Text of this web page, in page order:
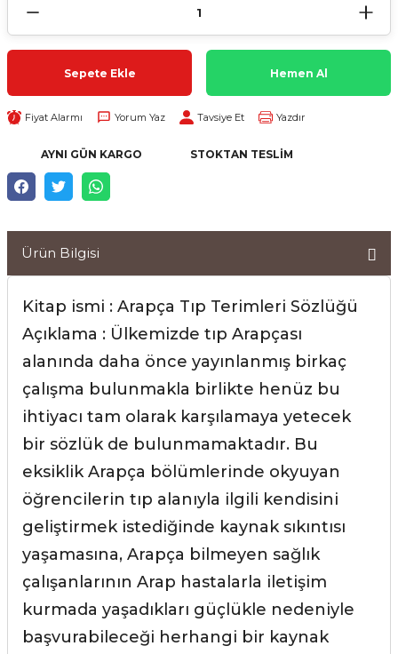
Sepete Ekle Hemen Al
Fiyat Alarmı Yorum Yaz Tavsiye Et Yazdır
AYNI GÜN KARGO STOKTAN TESLIM
Ürün Bilgisi
Kitap ismi : Arapça Tıp Terimleri Sözlüğü
Açıklama : Ülkemizde tıp Arapçası
alanında daha önce yayınlanmış birkaç
çalışma bulunmakla birlikte henüz bu
ihtiyacı tam olarak karşılamaya yetecek
bir sözlük de bulunmamaktadır. Bu
eksiklik Arapça bölümlerinde okyuyan
öğrencilerin tıp alanıyla ilgili kendisini
geliştirmek istediğinde kaynak sıkıntısı
yaşamasına, Arapça bilmeyen sağlık
çalışanlarının Arap hastalarla iletişim
kurmada yaşadıkları güçlükle nedeniyle
başvurabileceği herhangi bir kaynak